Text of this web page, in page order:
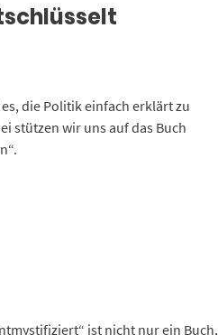
die Politik einfach erklärt zu
stützen wir uns auf das Buch
ist nicht nur ein Buch,